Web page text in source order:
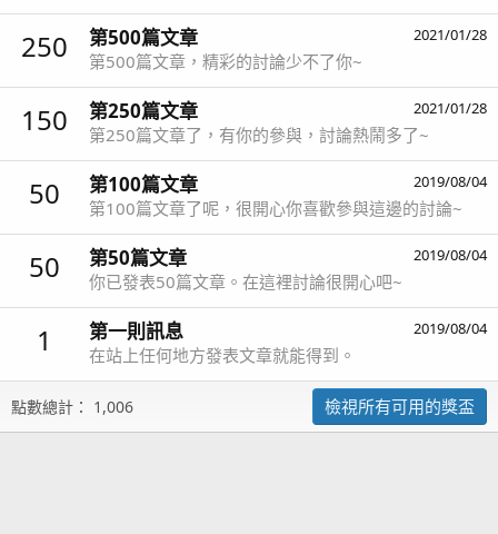
250 2021/01/28
第500篇文章
第500篇文章，精彩的討論少不了你~
150 2021/01/28
第250篇文章
第250篇文章了，有你的參與，討論熱鬧多了~
50 2019/08/04
第100篇文章
第100篇文章了呢，很開心你喜歡參與這邊的討論~
50 2019/08/04
第50篇文章
你已發表50篇文章。在這裡討論很開心吧~
1 2019/08/04
第一則訊息
在站上任何地方發表文章就能得到。
點數總計： 1,006 檢視所有可用的獎盃